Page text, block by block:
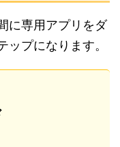
に専用アプリをダ
ップになります。